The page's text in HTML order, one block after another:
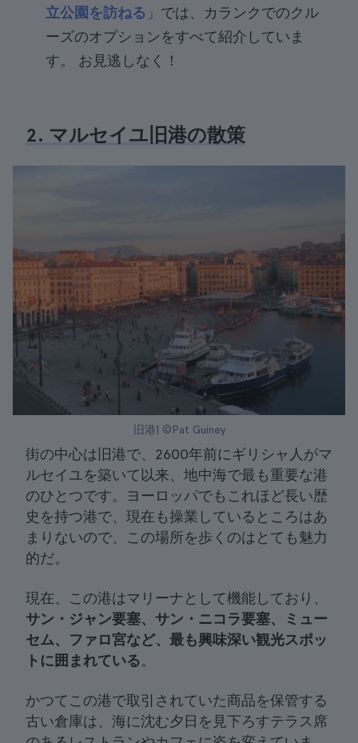
立公園を訪ねる 」では、カランクでのクル
ーズのオプションをすべて紹介していま
す。 お見逃しなく！
2. マルセイユ旧港の散策
旧港| ©Pat Guiney
街の中心は旧港で、2600年前にギリシャ人がマ
ルセイユを築いて以来、地中海で最も重要な港
のひとつです。ヨーロッパでもこれほど長い歴
史を持つ港で、現在も操業しているところはあ
まりないので、この場所を歩くのはとても魅力
的だ。
現在、この港はマリーナとして機能しており、
サン・ジャン要塞、サン・ニコラ要塞、ミュー
セム、ファロ宮など、最も興味深い観光スポッ
トに囲まれている。
かつてこの港で取引されていた商品を保管する
古い倉庫は、海に沈む夕日を見下ろすテラス席